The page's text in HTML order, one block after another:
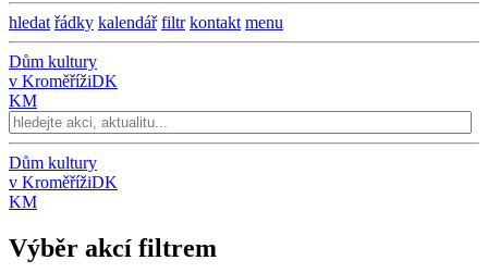
hledat řádky kalendář filtr kontakt menu
Dům kultury
v KroměřížiDK
KM
Dům kultury
v KroměřížiDK
KM
Výběr akcí filtrem